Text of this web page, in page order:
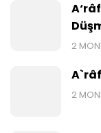
2
2